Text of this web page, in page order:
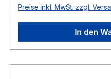
Preise inkl. MwSt. zzgl.
In den